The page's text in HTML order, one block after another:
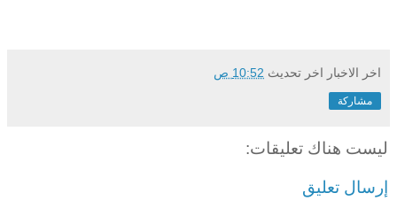
اخر الاخبار اخر تحديث 10:52 ص
مشاركة
ليست هناك تعليقات:
إرسال تعليق